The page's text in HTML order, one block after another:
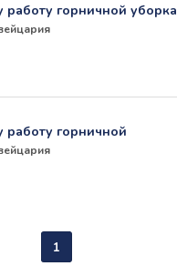
работу горничной уборка
работу горничной
1